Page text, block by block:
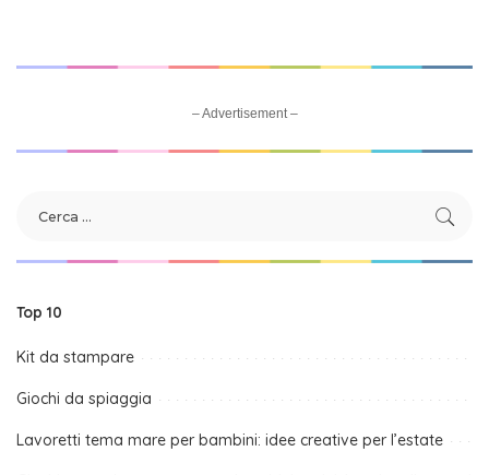
– Advertisement –
Top 10
Kit da stampare
Giochi da spiaggia
Lavoretti tema mare per bambini: idee creative per l’estate